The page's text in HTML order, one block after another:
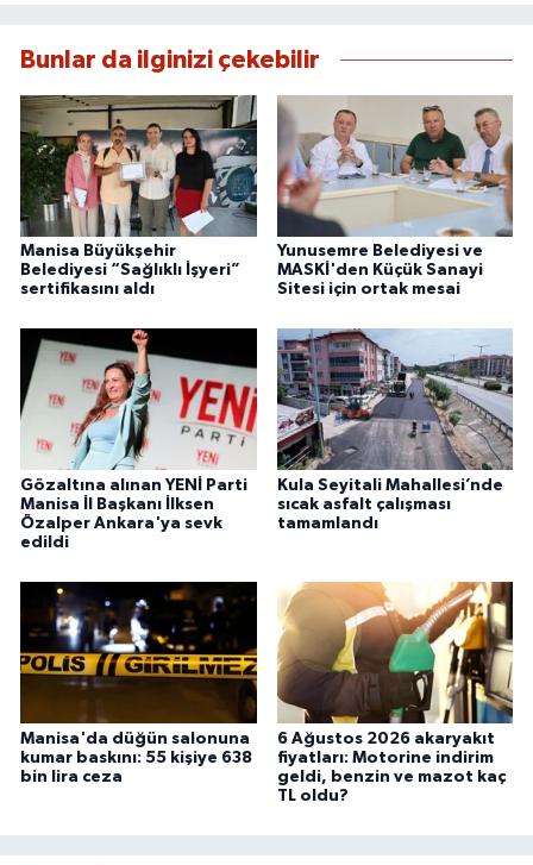
Bunlar da ilginizi çekebilir
Manisa Büyükşehir
Belediyesi “Sağlıklı İşyeri”
sertifikasını aldı
Yunusemre Belediyesi ve
MASKİ'den Küçük Sanayi
Sitesi için ortak mesai
Gözaltına alınan YENİ Parti
Manisa İl Başkanı İlksen
Özalper Ankara'ya sevk
edildi
Kula Seyitali Mahallesi’nde
sıcak asfalt çalışması
tamamlandı
Manisa'da düğün salonuna
kumar baskını: 55 kişiye 638
bin lira ceza
6 Ağustos 2026 akaryakıt
fiyatları: Motorine indirim
geldi, benzin ve mazot kaç
TL oldu?